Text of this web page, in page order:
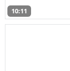
10:11